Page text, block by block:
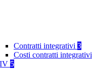
Contratti integrativi 3
Costi contratti integrativi
5